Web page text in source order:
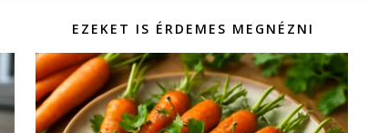
EZEKET IS ÉRDEMES MEGNÉZNI